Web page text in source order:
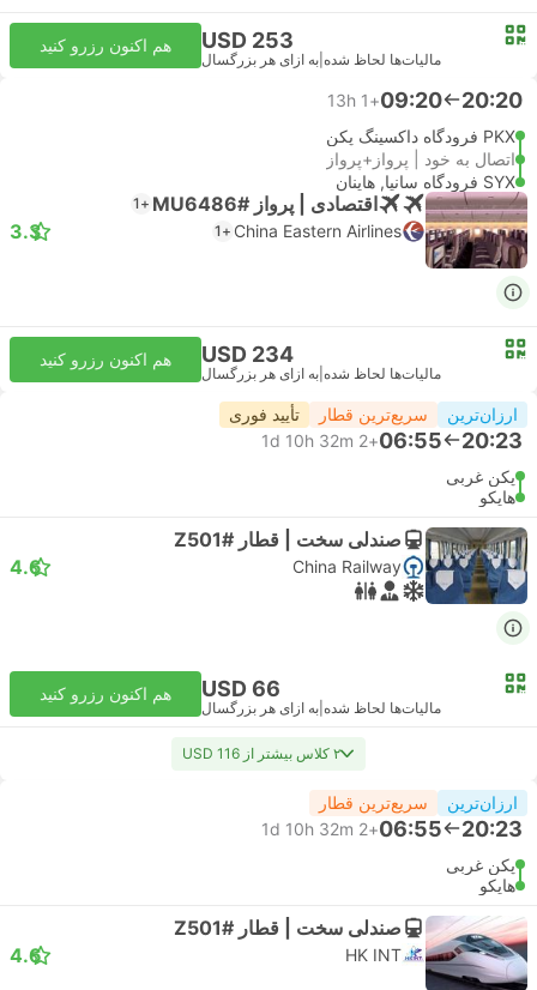
USD 253
مالیات‌ها لحاظ شده به ازای هر بزرگسال
هم اکنون رزرو کنید
20:20
09:20
+1
13h
PKX فرودگاه داکسینگ پکن
اتصال به خود | پرواز+پرواز
SYX فرودگاه سانیا, هاینان
اقتصادی | پرواز #MU6486 +1
China Eastern Airlines
+1
3.3
USD 234
مالیات‌ها لحاظ شده به ازای هر بزرگسال
هم اکنون رزرو کنید
ارزان‌ترین سریع‌ترین قطار تأیید فوری
20:23
06:55
+2
1d 10h 32m
پکن غربی
هایکو
صندلی سخت | قطار #Z501
China Railway
4.6
USD 66
مالیات‌ها لحاظ شده به ازای هر بزرگسال
هم اکنون رزرو کنید
۲ کلاس بیشتر از USD 116
ارزان‌ترین سریع‌ترین قطار
20:23
06:55
+2
1d 10h 32m
پکن غربی
هایکو
صندلی سخت | قطار #Z501
HK INT
4.6